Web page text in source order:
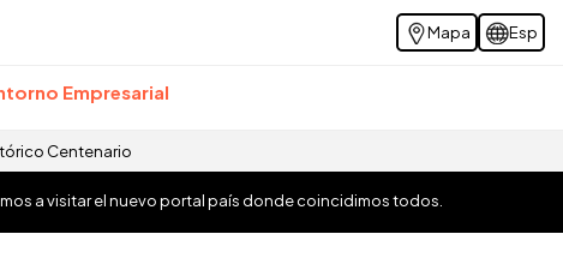
Mapa Esp
Empresarial
Centenario
a visitar el nuevo portal país donde coincidimos todos.